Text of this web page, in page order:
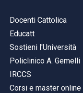
Docenti Cattolica
Educatt
Sostieni l'Università
Policlinico A. Gemelli
IRCCS
Corsi e master online